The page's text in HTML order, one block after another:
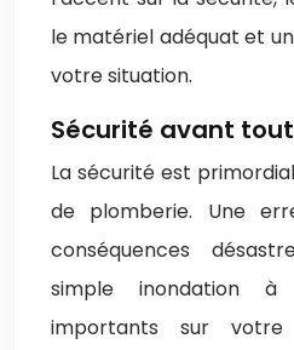
le matériel adéquat et
votre situation.
Sécurité avant
La sécurité est
de plomberie. Une
conséquences
simple inondation
importants sur votre